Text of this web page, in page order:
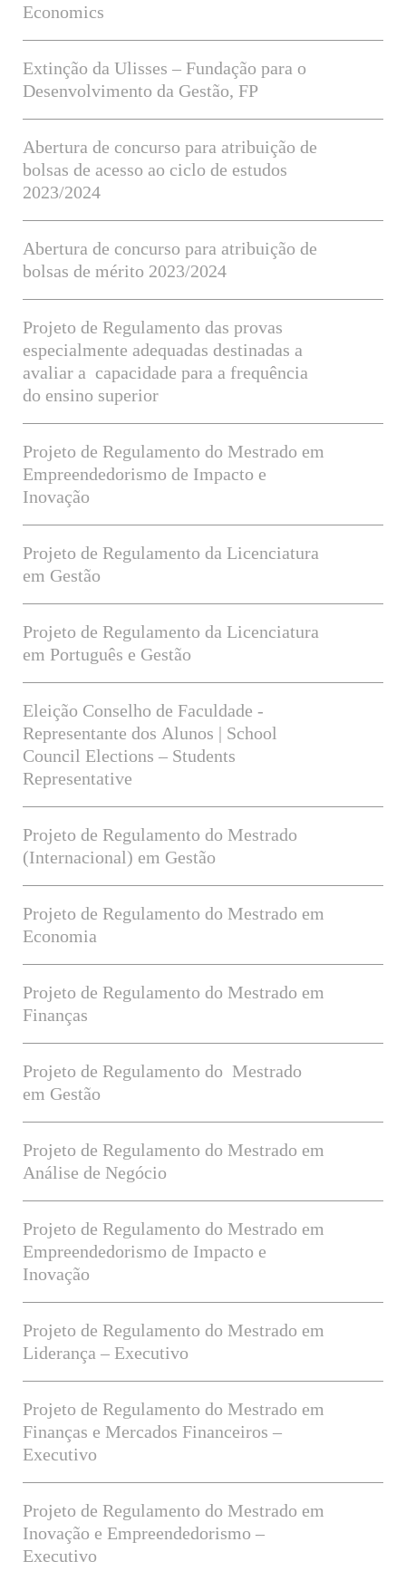
Economics
Extinção da Ulisses – Fundação para o
Desenvolvimento da Gestão, FP
Abertura de concurso para atribuição de
bolsas de acesso ao ciclo de estudos
2023/2024
Abertura de concurso para atribuição de
bolsas de mérito 2023/2024
Projeto de Regulamento das provas
especialmente adequadas destinadas a
avaliar a capacidade para a frequência
do ensino superior
Projeto de Regulamento do Mestrado em
Empreendedorismo de Impacto e
Inovação
Projeto de Regulamento da Licenciatura
em Gestão
Projeto de Regulamento da Licenciatura
em Português e Gestão
Eleição Conselho de Faculdade -
Representante dos Alunos | School
Council Elections – Students
Representative
Projeto de Regulamento do Mestrado
(Internacional) em Gestão
Projeto de Regulamento do Mestrado em
Economia
Projeto de Regulamento do Mestrado em
Finanças
Projeto de Regulamento do Mestrado
em Gestão
Projeto de Regulamento do Mestrado em
Análise de Negócio
Projeto de Regulamento do Mestrado em
Empreendedorismo de Impacto e
Inovação
Projeto de Regulamento do Mestrado em
Liderança – Executivo
Projeto de Regulamento do Mestrado em
Finanças e Mercados Financeiros –
Executivo
Projeto de Regulamento do Mestrado em
Inovação e Empreendedorismo –
Executivo